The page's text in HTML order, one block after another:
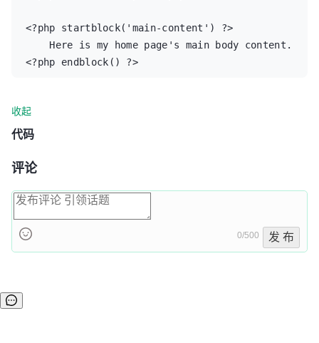
<?php startblock( 'main-content' )
?>
    Here is my home page's main body content.
<?php
endblock () ?>
收起
代码
评论
0/500 发 布